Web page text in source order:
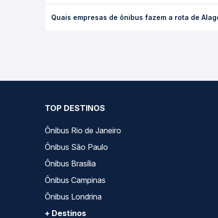
antecedência da compra. Na Quero Passagem
Quais empresas de ônibus fazem a rota de
TOP DESTINOS
Ônibus Rio de Janeiro
Ônibus São Paulo
Ônibus Brasília
Ônibus Campinas
Ônibus Londrina
+ Destinos